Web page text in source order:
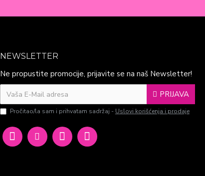
NEWSLETTER
Ne propustite promocije, prijavite se na naš Newsletter!
PRIJAVA
Pročitao/la sam i prihvatam sadržaj - Uslovi korišćenja i prodaje